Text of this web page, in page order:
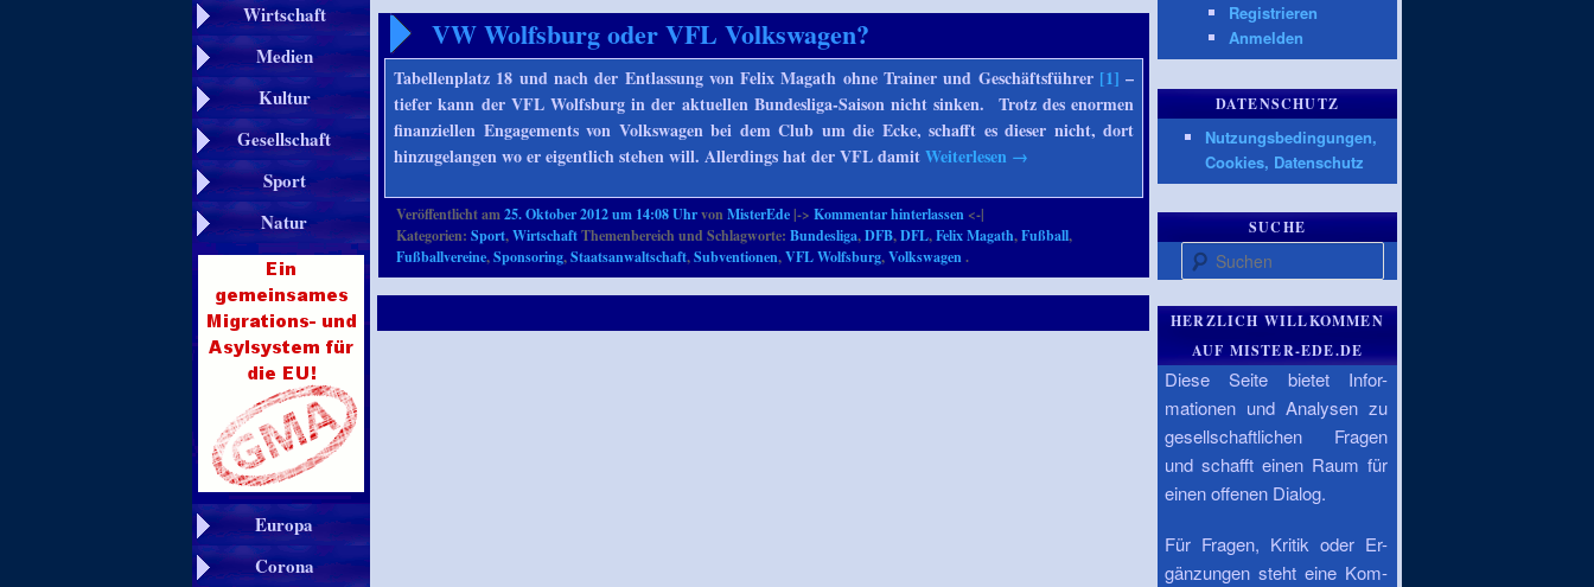
Wirtschaft
Medien
Kultur
Gesellschaft
Sport
Natur
Europa
Corona
VW Wolfsburg oder VFL Volkswagen?
Tabellenplatz 18 und nach der Entlassung von Felix Magath ohne Trainer und Geschäftsführer [1] –
tiefer kann der VFL Wolfsburg in der aktuellen Bundesliga-Saison nicht sinken. Trotz des enormen
finanziellen Engagements von Volkswagen bei dem Club um die Ecke, schafft es dieser nicht, dort
hinzugelangen wo er eigentlich stehen will. Allerdings hat der VFL damitWeiterlesen →
Veröffentlicht am25. Oktober 2012 um 14:08 UhrvonMisterEde |->Kommentar hinterlassen <-|
Kategorien:Sport,WirtschaftThemenbereich und Schlagworte:Bundesliga,DFB,DFL,Felix Magath,Fußball,
Fußballvereine,Sponsoring,Staatsanwaltschaft,Subventionen,VFL Wolfsburg,Volkswagen.
Registrieren
Anmelden
DATENSCHUTZ
Nutzungsbedingungen,
Cookies, Datenschutz
SUCHE
Suchen
HERZLICH WILLKOMMEN
AUF MISTER-EDE.DE
Diese Seite bietet Infor-
mationen und Analysen zu
gesellschaftlichen Fragen
und schafft einen Raum für
einen offenen Dialog.
Für Fragen, Kritik oder Er-
gänzungen steht eine Kom-